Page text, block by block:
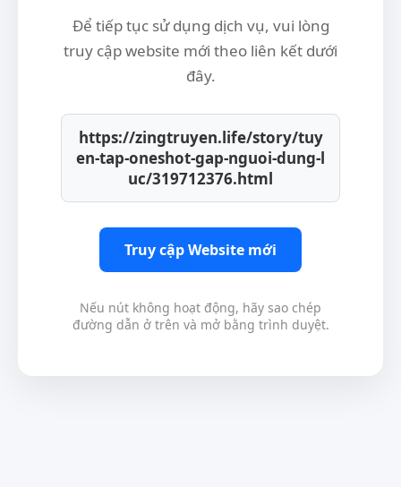
Để tiếp tục sử dụng dịch vụ, vui lòng
truy cập website mới theo liên kết dưới
đây.
https://zingtruyen.life/story/tuy
en-tap-oneshot-gap-nguoi-dung-l
uc/319712376.html
Truy cập Website mới
Nếu nút không hoạt động, hãy sao chép
đường dẫn ở trên và mở bằng trình duyệt.